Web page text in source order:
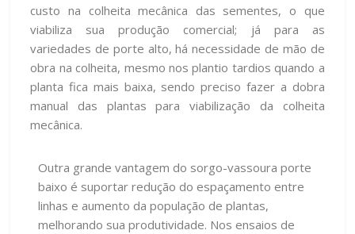
custo na colheita mecânica das sementes, o que
viabiliza sua produção comercial; já para as
variedades de porte alto, há necessidade de mão de
obra na colheita, mesmo nos plantio tardios quando a
planta fica mais baixa, sendo preciso fazer a dobra
manual das plantas para viabilização da colheita
mecânica.
Outra grande vantagem do sorgo-vassoura porte
baixo é suportar redução do espaçamento entre
linhas e aumento da população de plantas,
melhorando sua produtividade. Nos ensaios de